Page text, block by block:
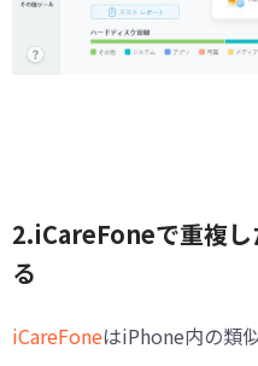
2.iCareFoneで重複し
る
iCareFoneはiPhone内の類